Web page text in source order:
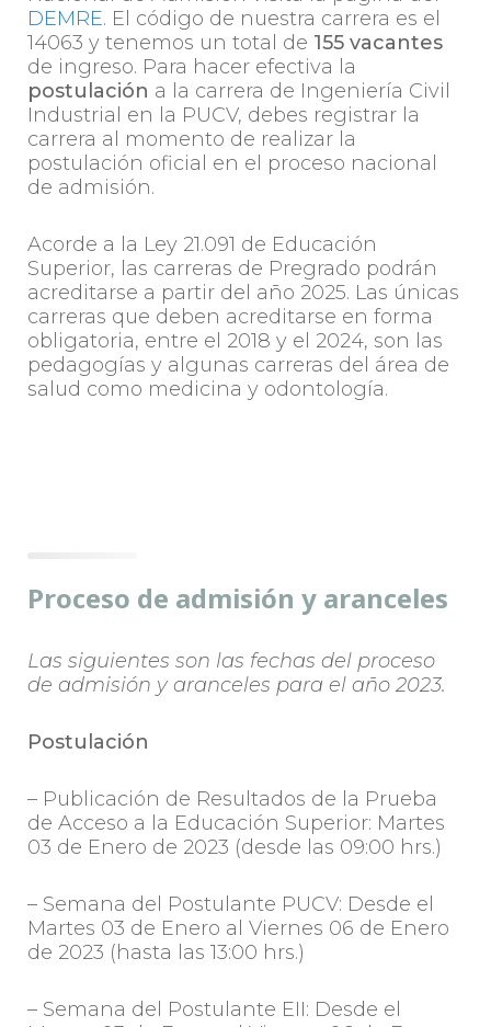
DEMRE. El código de nuestra carrera es el
14063 y tenemos un total de 155 vacantes
de ingreso. Para hacer efectiva la
postulación a la carrera de Ingeniería Civil
Industrial en la PUCV, debes registrar la
carrera al momento de realizar la
postulación oficial en el proceso nacional
de admisión.
Acorde a la Ley 21.091 de Educación
Superior, las carreras de Pregrado podrán
acreditarse a partir del año 2025. Las únicas
carreras que deben acreditarse en forma
obligatoria, entre el 2018 y el 2024, son las
pedagogías y algunas carreras del área de
salud como medicina y odontología.
Proceso de admisión y aranceles
Las siguientes son las fechas del proceso
de admisión y aranceles para el año 2023.
Postulación
– Publicación de Resultados de la Prueba
de Acceso a la Educación Superior: Martes
03 de Enero de 2023 (desde las 09:00 hrs.)
– Semana del Postulante PUCV: Desde el
Martes 03 de Enero al Viernes 06 de Enero
de 2023 (hasta las 13:00 hrs.)
– Semana del Postulante EII: Desde el